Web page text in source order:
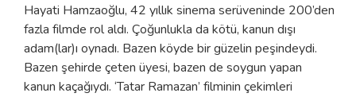
Hayati Hamzaoğlu, 42 yıllık sinema serüveninde 200’den
fazla filmde rol aldı. Çoğunlukla da kötü, kanun dışı
adam(lar)ı oynadı. Bazen köyde bir güzelin peşindeydi.
Bazen şehirde çeten üyesi, bazen de soygun yapan
kanun kaçağıydı. ‘Tatar Ramazan’ filminin çekimleri